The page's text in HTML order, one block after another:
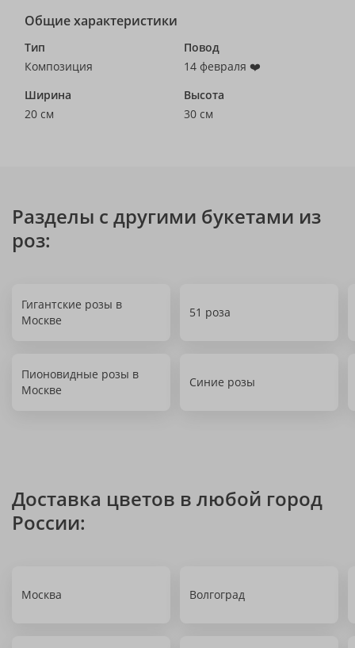
Общие характеристики
Тип
Композиция
Повод
14 февраля ❤️
Ширина
20 см
Высота
30 см
Разделы с другими букетами из
роз:
Гигантские розы в
Москве
51 роза
Пионовидные розы в
Москве
Синие розы
Доставка цветов в любой город
России:
Москва Волгоград